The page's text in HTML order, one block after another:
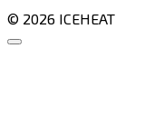
© 2026 ICEHEAT